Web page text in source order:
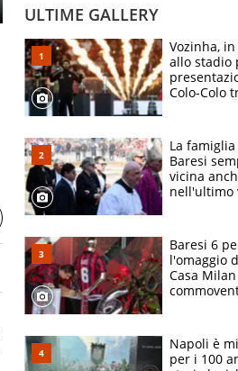
ULTIME GALLERY
Vozinha,
allo stadio
Colo-Colo
La
Baresi
vicina
nell'ultimo
circondati
Baresi 6
l'omaggio
Casa
bigliettini
Napoli è
per i 100